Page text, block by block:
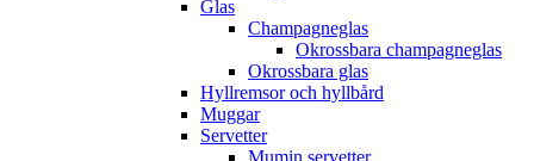
Glas
Champagneglas
Okrossbara champagneglas
Okrossbara glas
Hyllremsor och hyllbård
Muggar
Servetter
Mumin servetter